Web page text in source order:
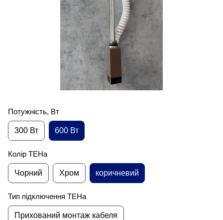
Потужність, Вт
300 Вт 600 Вт
Колір ТЕНа
Чорний Хром коричневий
Тип підключення ТЕНа
Прихований монтаж кабеля